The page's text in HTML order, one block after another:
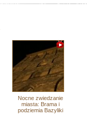
Nocne zwiedzanie
miasta: Brama i
podziemia Bazyliki